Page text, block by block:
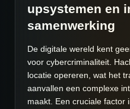
upsystemen en
samenwerking
De digitale wereld kent
voor cybercriminaliteit.
locatie opereren, wat het
aanvallen een complexe
maakt. Een cruciale factor